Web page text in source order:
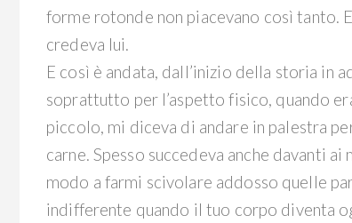
forme rotonde non piacevano così tanto.
credeva lui.
E così è andata, dall’inizio della storia in
soprattutto per l’aspetto fisico, quando
piccolo, mi diceva di andare in palestra
carne. Spesso succedeva anche davanti
modo a farmi scivolare addosso quelle
indifferente quando il tuo corpo diventa